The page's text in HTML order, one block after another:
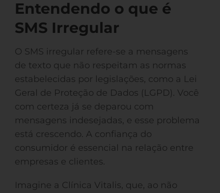
Entendendo o que é
SMS Irregular
O SMS irregular refere-se a mensagens
de texto que não respeitam as normas
estabelecidas por legislações, como a Lei
Geral de Proteção de Dados (LGPD). Você
com certeza já se deparou com
mensagens indesejadas, e esse problema
está crescendo. A confiança do
consumidor é essencial na relação entre
empresas e clientes.
Imagine a Clínica Vitalis, que, ao não